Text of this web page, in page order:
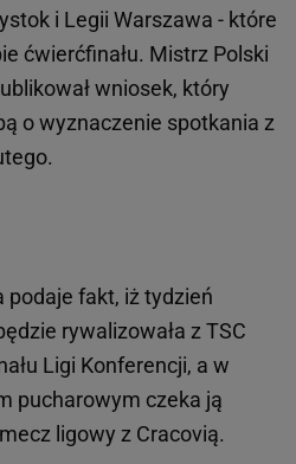
i Legii Warszawa - które
ćwierćfinału. Mistrz Polski
wniosek, który
o wyznaczenie spotkania z
fakt, iż tydzień
rywalizowała z TSC
Ligi Konferencji, a w
pucharowym czeka ją
ligowy z Cracovią.